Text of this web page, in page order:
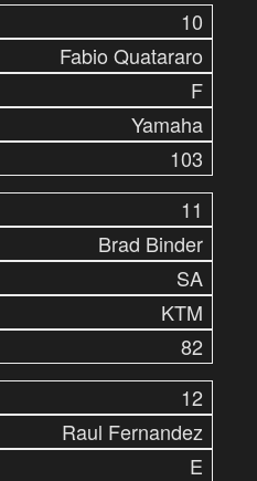
10
Fabio Quatararo
F
Yamaha
103
11
Brad Binder
SA
KTM
82
12
Raul Fernandez
E